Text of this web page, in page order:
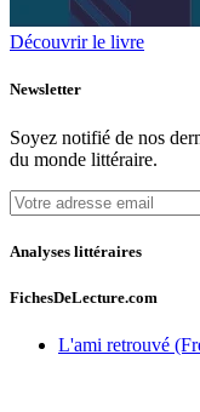
Découvrir le livre
Newsletter
Soyez notifié de nos
du monde littéraire.
Analyses littéraires
FichesDeLecture.com
L'ami retrouvé